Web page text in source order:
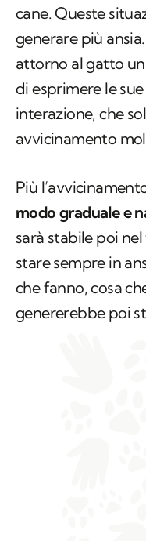
cane. Queste
generare più
attorno al gatto
di esprimere le
interazione, che
avvicinamento
Più
modo graduale e
sarà stabile poi
stare sempre in
che fanno, cosa
genererebbe poi